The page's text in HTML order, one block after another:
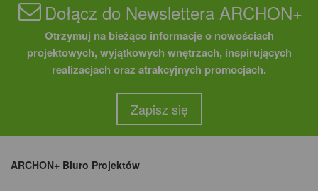
Dołącz do Newslettera ARCHON+
Otrzymuj na bieżąco informacje o nowościach
projektowych, wyjątkowych wnętrzach, inspirujących
realizacjach oraz atrakcyjnych promocjach.
Zapisz się
ARCHON+ Biuro Projektów